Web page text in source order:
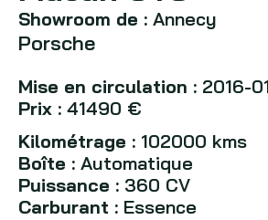
Showroom de : Annecy
Porsche
Mise en circulation : 2016-
Prix : 41490 €
Kilométrage : 102000 kms
Boîte : Automatique
Puissance : 360 CV
Carburant : Essence